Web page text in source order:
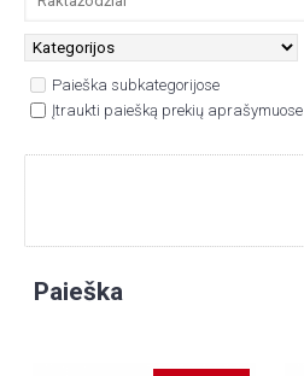
Paieška subkategorijose
Įtraukti paiešką prekių aprašymuose
Paieška